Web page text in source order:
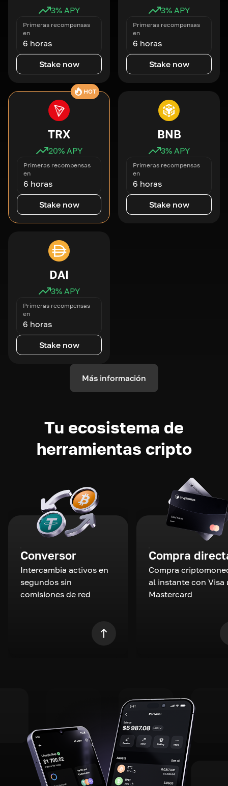
3% APY
Primeras recompensas
en
6 horas
Stake now
3% APY
Primeras recompensas
en
6 horas
Stake now
HOT
TRX
20% APY
Primeras recompensas
en
6 horas
Stake now
BNB
3% APY
Primeras recompensas
en
6 horas
Stake now
DAI
3% APY
Primeras recompensas
en
6 horas
Stake now
Más información
Tu ecosistema de
herramientas cripto
Conversor
Intercambia activos en
segundos sin
comisiones de red
Compra
Compra
al instante con Visa
Mastercard